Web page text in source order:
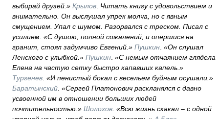
выбирай друзей.» Крылов Читать книгу с удовольствием и
внимательно. Он выслушал упрек молча, но с явным
смущением. Упал с шумом. Разорвался с треском. Писал с
усилием «С душою, полной сожалений, и опершися на
гранит, стоял задумчиво Евгений.» Пушкин «Он слушал
Ленского с улыбкой.» Пушкин «С немым отчаянием глядела
Елена на частую сетку быстро капавших капель.»
Тургенев «И пенистый бокал с весельем буйным осушали.»
Баратынский «Сергей Платонович раскланялся с давно
усвоенной им в отношении больших людей
почтительностью.» Шолохов «Всю жизнь скакал – с одной